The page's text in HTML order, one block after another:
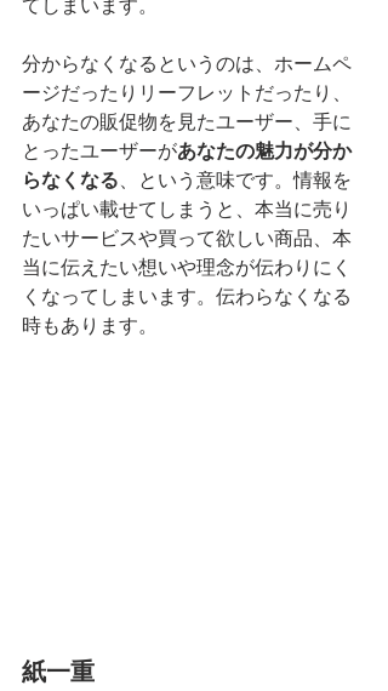
てしまいます。
分からなくなるというのは、ホームペ
ージだったりリーフレットだったり、
あなたの販促物を見たユーザー、手に
とったユーザーがあなたの魅力が分か
らなくなる 、という意味です。情報を
いっぱい載せてしまうと、本当に売り
たいサービスや買って欲しい商品、本
当に伝えたい想いや理念が伝わりにく
くなってしまいます。伝わらなくなる
時もあります。
紙一重